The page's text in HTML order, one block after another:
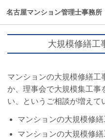
名古屋マンション管理士事務所
大規模修繕工
マンションの大規模修繕工
か、理事会で大規模集工事
い、というご相談が増えて
マンションの大規模修繕
マンションの大規模修